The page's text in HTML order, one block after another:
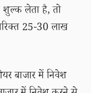
शुल्क लेता है, तो
25-30 लाख
बाजार में निवेश